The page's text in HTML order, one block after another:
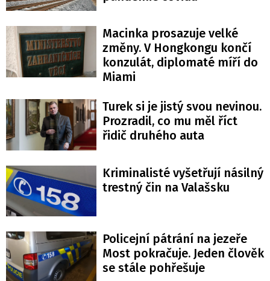
Macinka prosazuje velké
změny. V Hongkongu končí
konzulát, diplomaté míří do
Miami
Turek si je jistý svou nevinou.
Prozradil, co mu měl říct
řidič druhého auta
Kriminalisté vyšetřují násilný
trestný čin na Valašsku
Policejní pátrání na jezeře
Most pokračuje. Jeden člověk
se stále pohřešuje